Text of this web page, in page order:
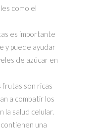
como el
es importante
y puede ayudar
de azúcar en
frutas son ricas
a combatir los
la salud celular.
una